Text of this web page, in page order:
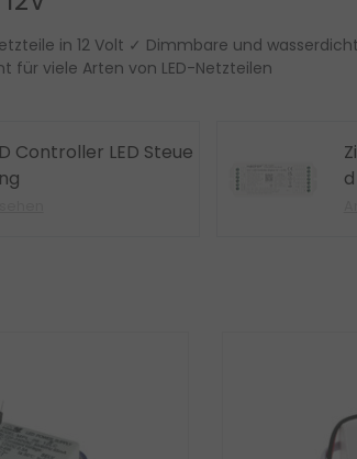
in 12 Volt ✓ Dimmbare und
für viele Arten von LED-Netzteilen
Controller LED Steue